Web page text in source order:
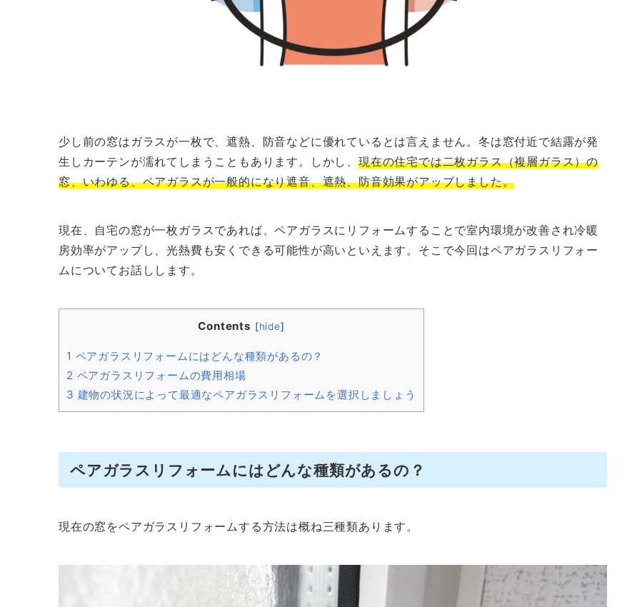
少し前の窓はガラスが一枚で、遮熱、防音などに優れているとは言えません。冬は窓付近で結露が発
生しカーテンが濡れてしまうこともあります。しかし、 現在の住宅では二枚ガラス（複層ガラス）の
窓、いわゆる、ペアガラスが一般的になり遮音、遮熱、防音効果がアップしました。
現在、自宅の窓が一枚ガラスであれば、ペアガラスにリフォームすることで室内環境が改善され冷暖
房効率がアップし、光熱費も安くできる可能性が高いといえます。そこで今回はペアガラスリフォー
ムについてお話しします。
Contents [hide]
1 ペアガラスリフォームにはどんな種類があるの？
2 ペアガラスリフォームの費用相場
3 建物の状況によって最適なペアガラスリフォームを選択しましょう
ペアガラスリフォームにはどんな種類があるの？
現在の窓をペアガラスリフォームする方法は概ね三種類あります。